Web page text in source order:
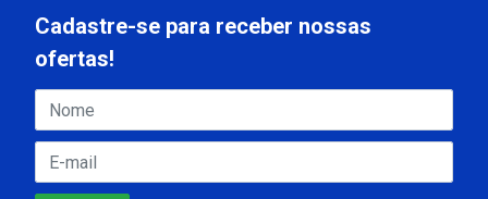
Cadastre-se para receber nossas
ofertas!